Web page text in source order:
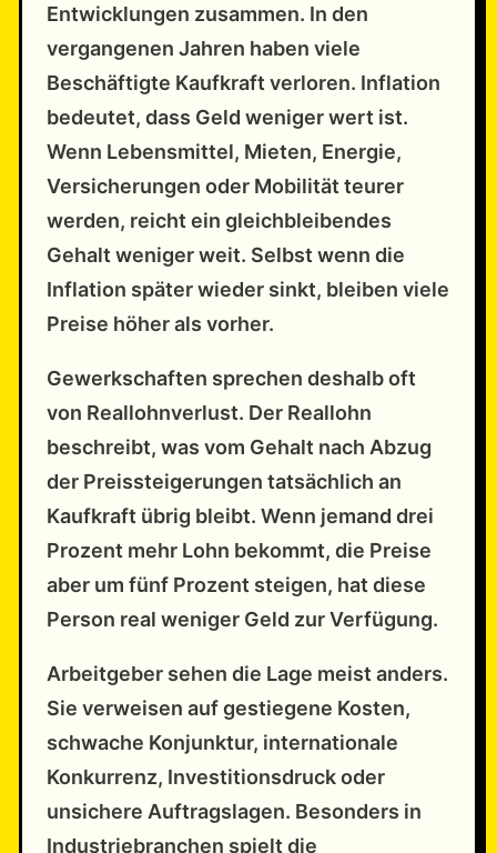
Entwicklungen zusammen. In den
vergangenen Jahren haben viele
Beschäftigte Kaufkraft verloren. Inflation
bedeutet, dass Geld weniger wert ist.
Wenn Lebensmittel, Mieten, Energie,
Versicherungen oder Mobilität teurer
werden, reicht ein gleichbleibendes
Gehalt weniger weit. Selbst wenn die
Inflation später wieder sinkt, bleiben viele
Preise höher als vorher.
Gewerkschaften sprechen deshalb oft
von Reallohnverlust. Der Reallohn
beschreibt, was vom Gehalt nach Abzug
der Preissteigerungen tatsächlich an
Kaufkraft übrig bleibt. Wenn jemand drei
Prozent mehr Lohn bekommt, die Preise
aber um fünf Prozent steigen, hat diese
Person real weniger Geld zur Verfügung.
Arbeitgeber sehen die Lage meist anders.
Sie verweisen auf gestiegene Kosten,
schwache Konjunktur, internationale
Konkurrenz, Investitionsdruck oder
unsichere Auftragslagen. Besonders in
Industriebranchen spielt die